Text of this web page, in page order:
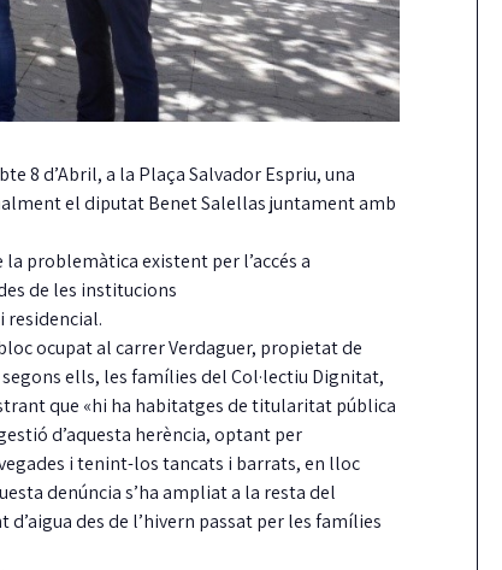
8 d’Abril, a la Plaça Salvador Espriu, una
el diputat Benet Salellas juntament amb
problemàtica existent per l’accés a
de les institucions
residencial.
ocupat al carrer Verdaguer, propietat de
ells, les famílies del Col·lectiu Dignitat,
que «hi ha habitatges de titularitat pública
d’aquesta herència, optant per
i tenint-los tancats i barrats, en lloc
denúncia s’ha ampliat a la resta del
des de l’hivern passat per les famílies